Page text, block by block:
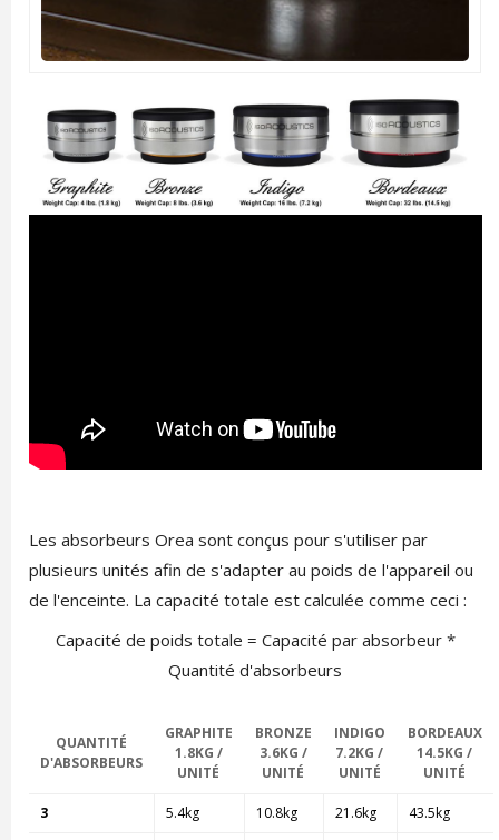
Les absorbeurs Orea sont conçus pour s'utiliser par
plusieurs unités afin de s'adapter au poids de l'appareil ou
de l'enceinte. La capacité totale est calculée comme ceci :
Capacité de poids totale = Capacité par absorbeur *
Quantité d'absorbeurs
QUANTITÉ
D'ABSORBEURS
GRAPHITE
1.8KG /
UNITÉ
BRONZE
3.6KG /
UNITÉ
INDIGO
7.2KG /
UNITÉ
BORDEAUX
14.5KG /
UNITÉ
3 5.4kg 10.8kg 21.6kg 43.5kg